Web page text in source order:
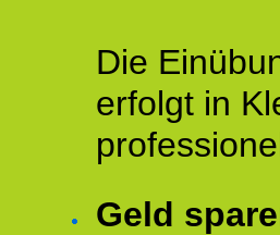
Die
erfolgt in
Geld